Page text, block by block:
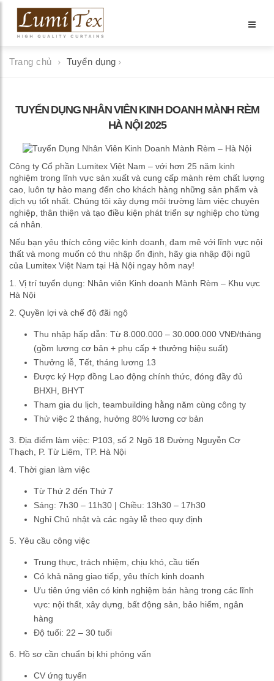
Trang chủ Tuyển dụng
TUYỂN DỤNG NHÂN VIÊN KINH DOANH MÀNH RÈM
HÀ NỘI 2025
Công ty Cổ phần Lumitex Việt Nam – với hơn 25 năm kinh
nghiệm trong lĩnh vực sản xuất và cung cấp mành rèm chất lượng
cao, luôn tự hào mang đến cho khách hàng những sản phẩm và
dịch vụ tốt nhất. Chúng tôi xây dựng môi trường làm việc chuyên
nghiệp, thân thiện và tạo điều kiện phát triển sự nghiệp cho từng
cá nhân.
Nếu bạn yêu thích công việc kinh doanh, đam mê với lĩnh vực nội
thất và mong muốn có thu nhập ổn định, hãy gia nhập đội ngũ
của Lumitex Việt Nam tại Hà Nội ngay hôm nay!
1. Vị trí tuyển dụng: Nhân viên Kinh doanh Mành Rèm – Khu vực
Hà Nội
2. Quyền lợi và chế độ đãi ngộ
Thu nhập hấp dẫn: Từ 8.000.000 – 30.000.000 VNĐ/tháng
(gồm lương cơ bản + phụ cấp + thưởng hiệu suất)
Thưởng lễ, Tết, tháng lương 13
Được ký Hợp đồng Lao động chính thức, đóng đầy đủ
BHXH, BHYT
Tham gia du lịch, teambuilding hằng năm cùng công ty
Thử việc 2 tháng, hưởng 80% lương cơ bản
3. Địa điểm làm việc: P103, số 2 Ngõ 18 Đường Nguyễn Cơ
Thạch, P. Từ Liêm, TP. Hà Nội
4. Thời gian làm việc
Từ Thứ 2 đến Thứ 7
Sáng: 7h30 – 11h30 | Chiều: 13h30 – 17h30
Nghỉ Chủ nhật và các ngày lễ theo quy định
5. Yêu cầu công việc
Trung thực, trách nhiệm, chịu khó, cầu tiến
Có khả năng giao tiếp, yêu thích kinh doanh
Ưu tiên ứng viên có kinh nghiệm bán hàng trong các lĩnh
vực: nội thất, xây dựng, bất động sản, bảo hiểm, ngân
hàng
Độ tuổi: 22 – 30 tuổi
6. Hồ sơ cần chuẩn bị khi phỏng vấn
CV ứng tuyển